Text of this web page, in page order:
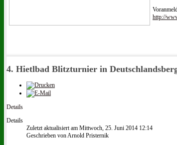
http://
4. Hietlbad Blitzturnier in
Details
Details
Zuletzt aktualisiert am Mittwoch, 25. Juni 2014 12:14
Geschrieben von Arnold Pristernik